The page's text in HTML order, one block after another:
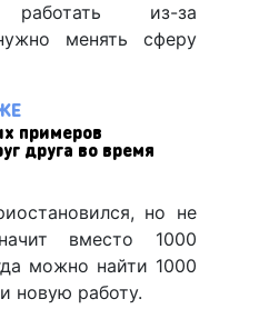
работать из-за
менять сферу
примеров
друга во время
но не
вместо 1000
можно найти 1000
новую работу.